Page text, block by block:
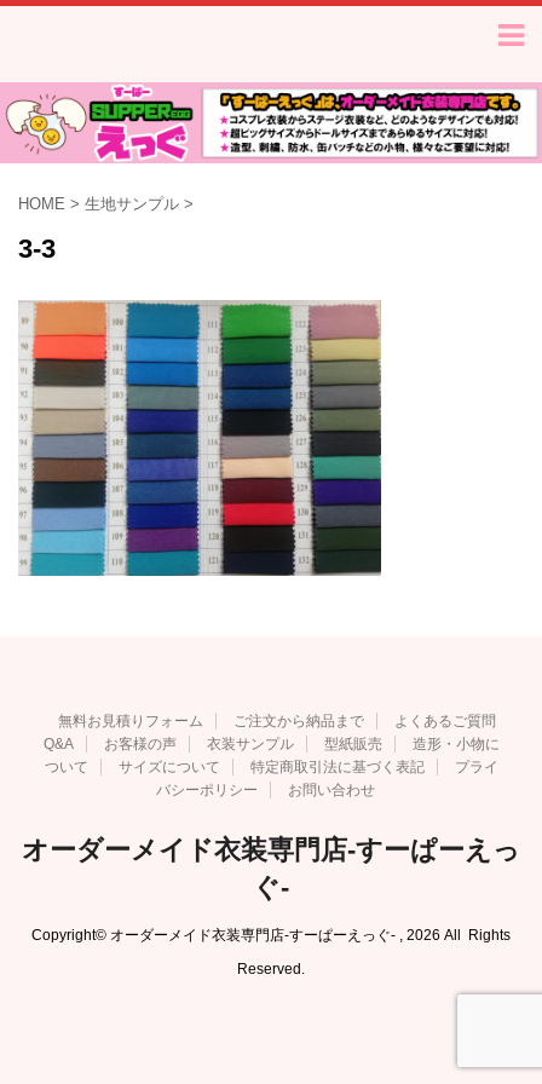
HOME > 生地サンプル >
3-3
無料お見積りフォーム ご注文から納品まで
よくあるご質問
Q&A
お客様の声 衣装サンプル 型紙販売
造形・小物に
ついて
サイズについて 特定商取引法に基づく表記
プライ
バシーポリシー
お問い合わせ
オーダーメイド衣装専門店-すーぱーえっ
ぐ-
Copyright© オーダーメイド衣装専門店-すーぱーえっぐ- , 2026 All Rights
Reserved.